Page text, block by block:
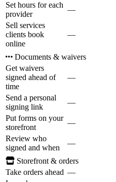
Set hours for each
provider
—
Sell services
clients book
online
—
Documents & waivers
Get waivers
signed ahead of
time
—
Send a personal
signing link
—
Put forms on your
storefront
—
Review who
signed and when
—
Storefront & orders
Take orders ahead —